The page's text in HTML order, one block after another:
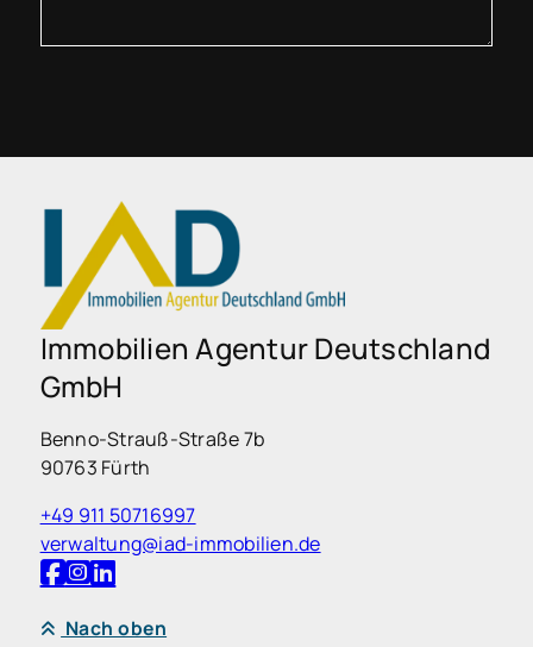
Immobilien Agentur Deutschland
GmbH
Benno-Strauß-Straße 7b
90763 Fürth
+49 911 50716997
verwaltung@iad-immobilien.de
Nach oben